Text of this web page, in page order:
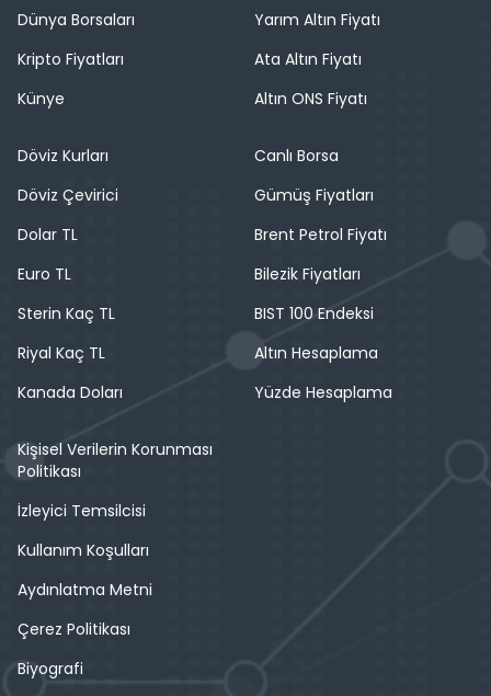
Dünya Borsaları
Kripto Fiyatları
Künye
Yarım Altın Fiyatı
Ata Altın Fiyatı
Altın ONS Fiyatı
Döviz Kurları
Döviz Çevirici
Dolar TL
Euro TL
Sterin Kaç TL
Riyal Kaç TL
Kanada Doları
Canlı Borsa
Gümüş Fiyatları
Brent Petrol Fiyatı
Bilezik Fiyatları
BIST 100 Endeksi
Altın Hesaplama
Yüzde Hesaplama
Kişisel Verilerin Korunması
Politikası
İzleyici Temsilcisi
Kullanım Koşulları
Aydınlatma Metni
Çerez Politikası
Biyografi